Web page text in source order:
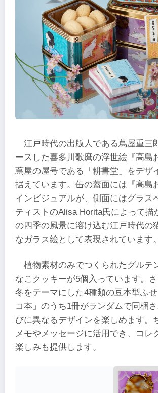
江戸時代の出版人である蔦屋重三
ースした喜多川歌麿の浮世絵『高島
蔦屋の屋号である「耕書堂」をデザ
据えています。缶の蓋面には『高島
インビジュアルが、側面にはグラス
ティストのAlisa Horita氏によって描
の四季の風景に溶け込む江戸時代の
なガラス絵として表現されています。
植物素材のみでつくられたグルテ
なこクッキーが5個入っています。
冬をテーマにした4種類の豆本型ふ
コ本」のうち1冊がランダムで同梱
びに異なるデザインを楽しめます。
メモやメッセージに活用でき、コレ
楽しみも提供します。